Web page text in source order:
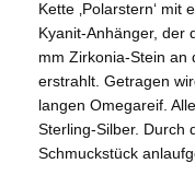
Kette ‚Polarstern‘
Kyanit-Anhänger, der
mm Zirkonia-Stein an
erstrahlt. Getragen
langen Omegareif.
Sterling-Silber. Durch
Schmuckstück